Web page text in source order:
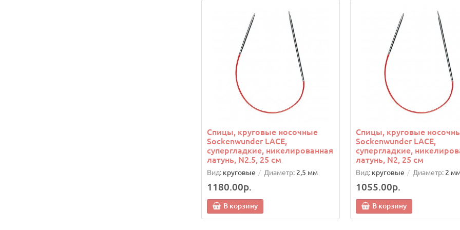
Спицы, круговые носочные
Sockenwunder LACE,
супергладкие, никелированная
латунь, N2.5, 25 см
Вид: круговые Диаметр: 2,5 мм
1180.00р.
В корзину
Спицы, круговые
Sockenwunder LACE,
супергладкие,
латунь, N2, 25 см
Вид: круговые Диаметр: 2
1055.00р.
В корзину